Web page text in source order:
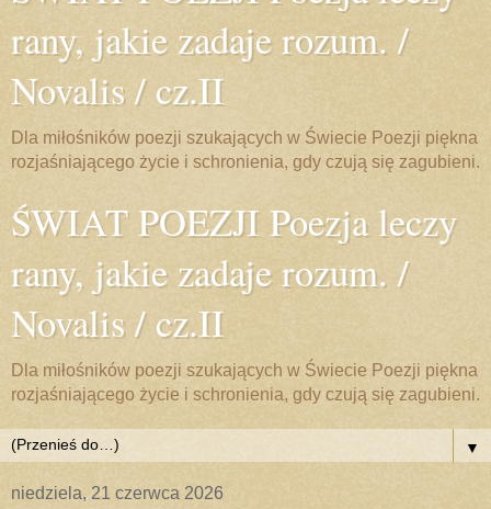
rany, jakie zadaje rozum. /
Novalis / cz.II
Dla miłośników poezji szukających w Świecie Poezji piękna
rozjaśniającego życie i schronienia, gdy czują się zagubieni.
ŚWIAT POEZJI Poezja leczy
rany, jakie zadaje rozum. /
Novalis / cz.II
Dla miłośników poezji szukających w Świecie Poezji piękna
rozjaśniającego życie i schronienia, gdy czują się zagubieni.
▼
niedziela, 21 czerwca 2026